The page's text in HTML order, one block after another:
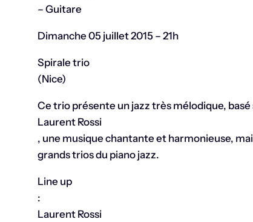
– Guitare
Dimanche 05 juillet 2015 – 21h
Spirale trio
(Nice)
Ce trio présente un jazz très mélodique,
Laurent Rossi
, une musique chantante et harmonieuse,
grands trios du piano jazz.
Line up
:
Laurent Rossi